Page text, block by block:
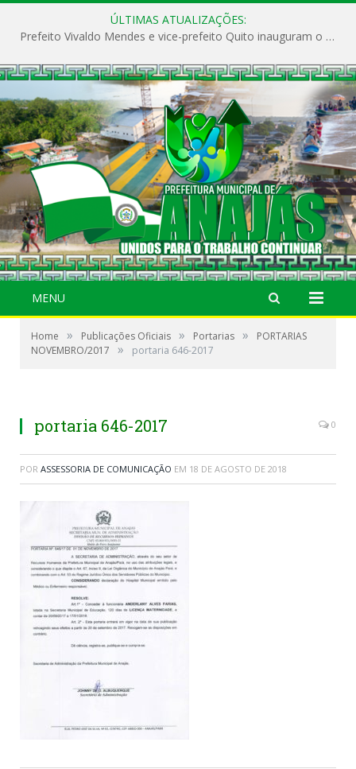
ÚLTIMAS ATUALIZAÇÕES:
Prefeito Vivaldo Mendes e vice-prefeito Quito inauguram o CAPS e fortalecem a saúde pública em Anajás.
MENU
Home » Publicações Oficiais » Portarias »
PORTARIAS
NOVEMBRO/2017
» portaria 646-2017
portaria 646-2017 0
POR ASSESSORIA DE COMUNICAÇÃO EM 18 DE AGOSTO DE 2018